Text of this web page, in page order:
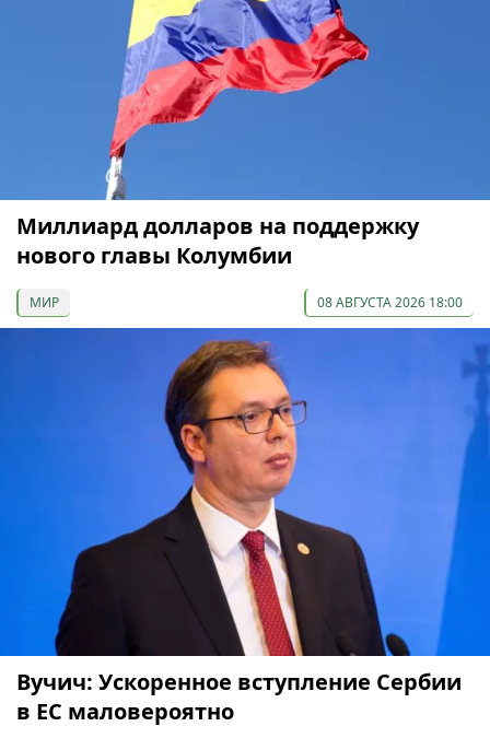
Миллиард долларов на поддержку
нового главы Колумбии
МИР 08 АВГУСТА 2026 18:00
Вучич: Ускоренное вступление Сербии
в ЕС маловероятно